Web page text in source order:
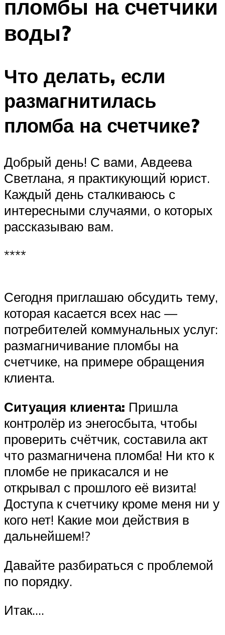
МЕНЮ
пломбы на счетчики
воды?
Что делать, если
размагнитилась
пломба на счетчике?
Добрый день! С вами, Авдеева
Светлана, я практикующий юрист.
Каждый день сталкиваюсь с
интересными случаями, о которых
рассказываю вам.
****
Сегодня приглашаю обсудить тему,
которая касается всех нас —
потребителей коммунальных услуг:
размагничивание пломбы на
счетчике, на примере обращения
клиента.
Ситуация клиента: Пришла
контролёр из энегосбыта, чтобы
проверить счётчик, составила акт
что размагничена пломба! Ни кто к
пломбе не прикасался и не
открывал с прошлого её визита!
Доступа к счетчику кроме меня ни у
кого нет! Какие мои действия в
дальнейшем!?
Давайте разбираться с проблемой
по порядку.
Итак….